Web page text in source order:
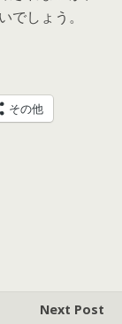
でしょう。
その他
Next Post